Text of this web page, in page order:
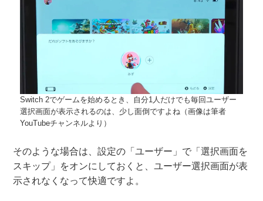
Switch 2でゲームを始めるとき、自分1人だけでも毎回ユーザー
選択画面が表示されるのは、少し面倒ですよね（画像は筆者
YouTubeチャンネルより）
そのような場合は、設定の「ユーザー」で「選択画面を
スキップ」をオンにしておくと、ユーザー選択画面が表
示されなくなって快適ですよ。